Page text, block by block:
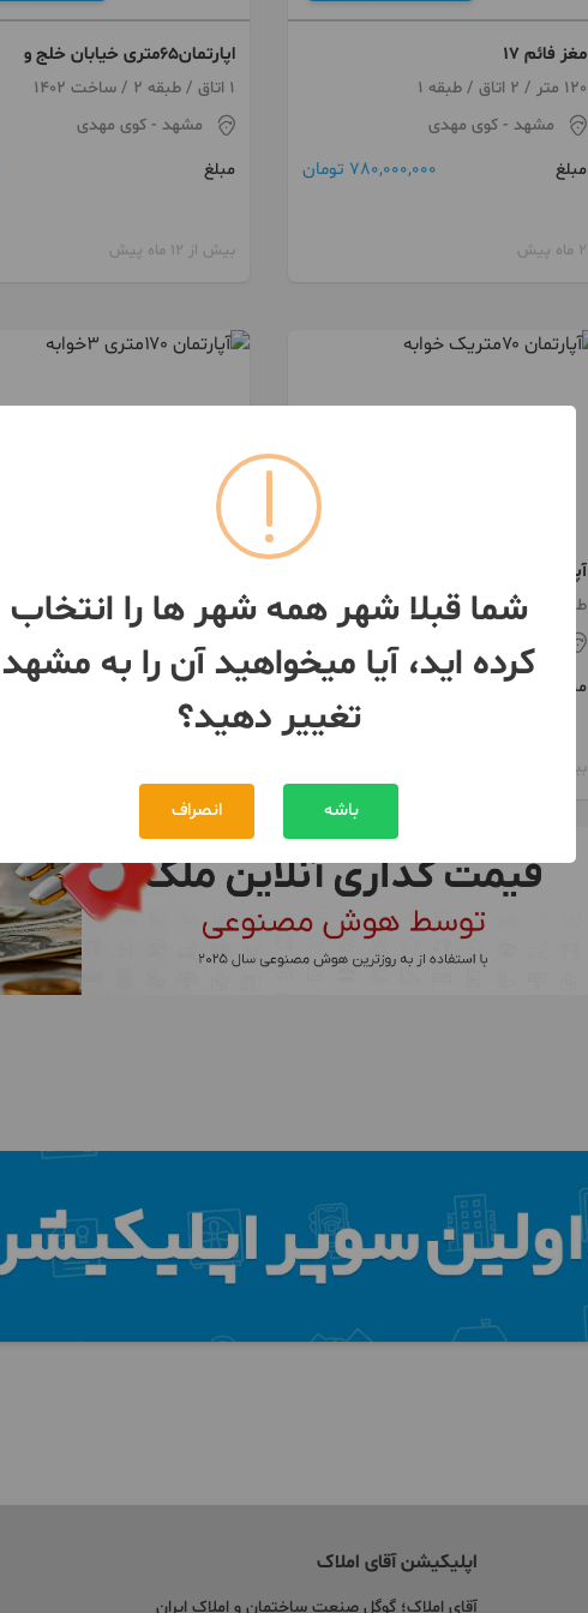
مغز فائم ۱۷
120 متر / 2 اتاق / طبقه 1
مشهد - کوی مهدی
مبلغ
780,000,000 تومان
2 ماه پیش
اپارتمان۶۵متری خیابان خلج و
سیدی1 اتاق / طبقه 2 / ساخت 1402
مشهد- کوی مهدی
مبلغ
بیش از 12 ماه پیش
آپارتمان ۷۰متریک خوابه
طبقه 1 / ساخت 1395 / انباری
مشهد
مبلغ
1,350,000,000 تومان
بیش از 12 ماه پیش
طبقه 2 / ساخت 1400 / آسانسور
مشهد
مبلغ
2,500,000,000 تومان
اپلیکیشن آقای املاک
آقای املاک؛ گوگل صنعت ساختمان و املاک ایران
شما قبلا شهر همه شهر ها را انتخاب
کرده اید، آیا میخواهید آن را به مشهد
تغییر دهید؟
باشه انصراف